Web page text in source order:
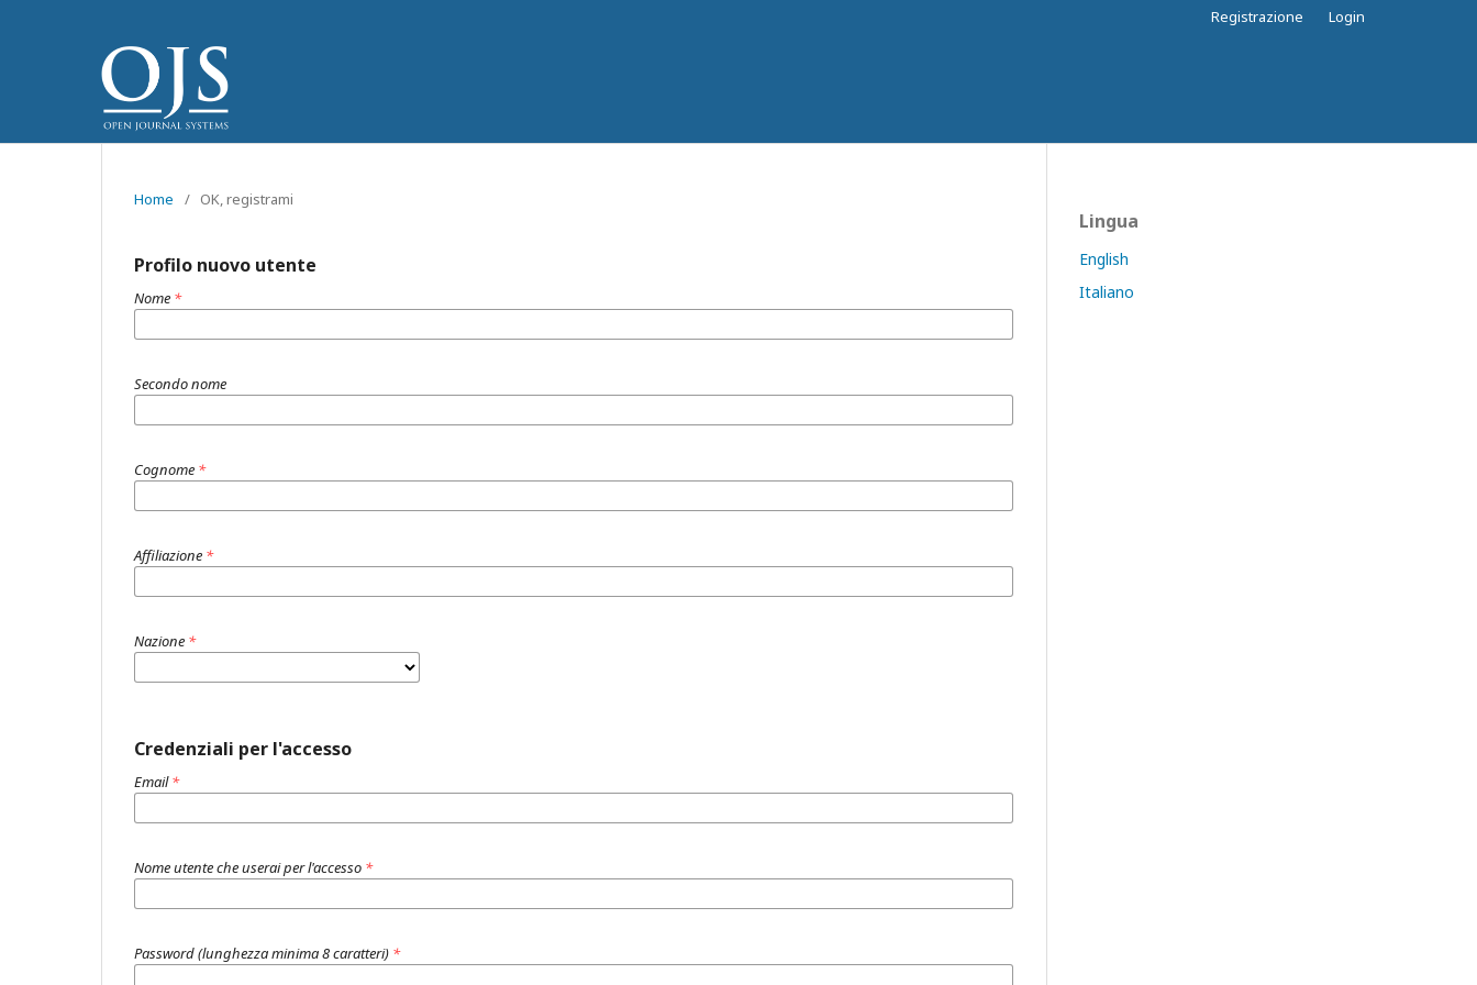
Registrazione Login
Home / OK, registrami
Profilo nuovo utente
Nome *
Secondo nome
Cognome *
Affiliazione *
Nazione *
Credenziali per l'accesso
Email*
Nome utente che userai per l'accesso *
Password (lunghezza minima 8 caratteri) *
Lingua
English
Italiano